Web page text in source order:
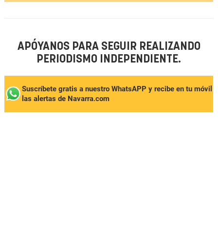
APÓYANOS PARA SEGUIR REALIZANDO
PERIODISMO INDEPENDIENTE.
Suscríbete gratis a nuestro WhatsAPP y recibe en tu móvil
las alertas de Navarra.com